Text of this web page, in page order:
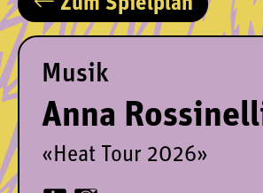
Musik
Anna
«Heat Tour 2026»